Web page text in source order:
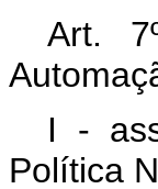
Art.
I -
Política